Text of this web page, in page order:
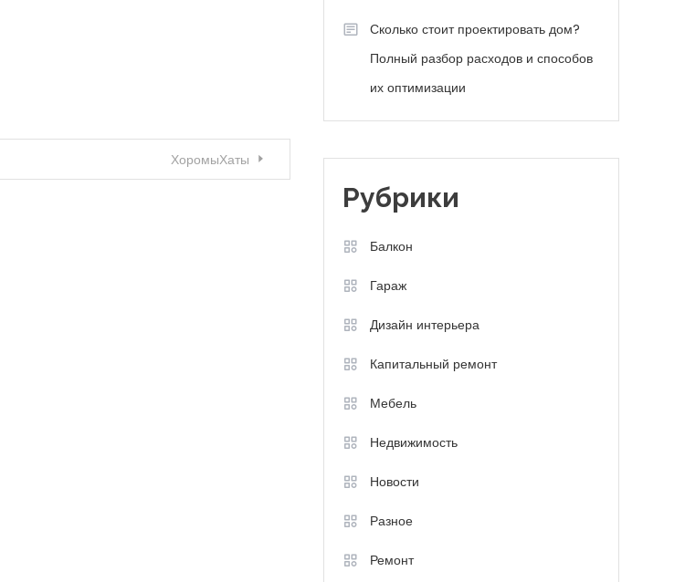
ХоромыХаты
Сколько стоит проектировать дом?
Полный разбор расходов и способов
их оптимизации
Рубрики
Балкон
Гараж
Дизайн интерьера
Капитальный ремонт
Мебель
Недвижимость
Новости
Разное
Ремонт